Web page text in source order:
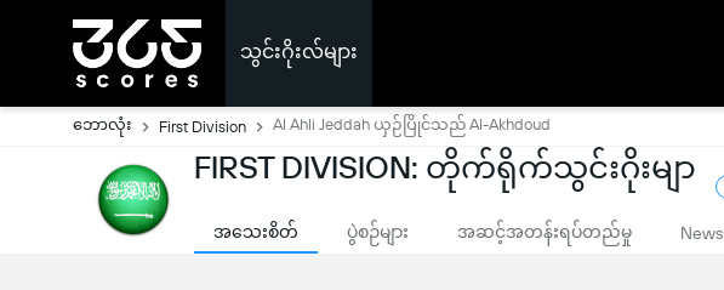
သွင်းဂိုးလ်များ
ဘောလုံး First Division Al Ahli Jeddah ယှဉ်ပြိုင်သည် Al-Akhdoud
FIRST DIVISION: တိုက်ရိုက်သွင်းဂိုးမျာ
အသေးစိတ် ပွဲစဉ်များ အဆင့်အတန်းရပ်တည်မှု News